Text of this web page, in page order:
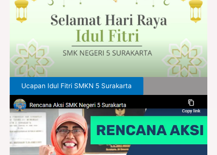
Ucapan Idul Fitri SMKN 5 Surakarta